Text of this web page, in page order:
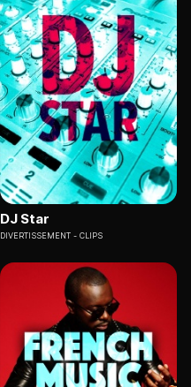
DJ Star
DIVERTISSEMENT CLIPS